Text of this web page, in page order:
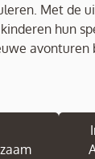
Met de
hun
avonturen